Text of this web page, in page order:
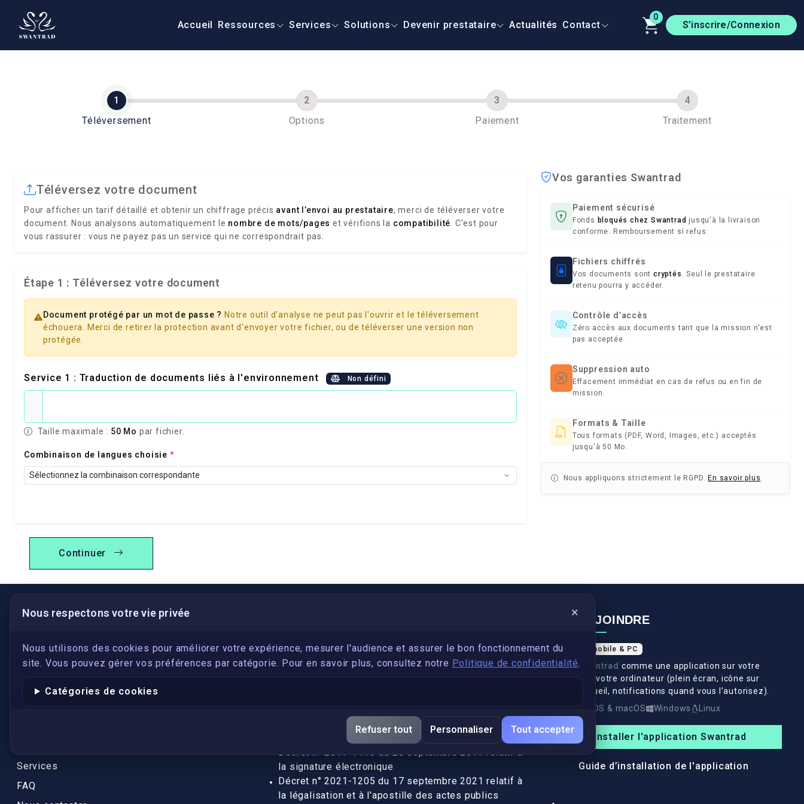
Accueil Ressources Services Solutions Devenir prestataire Actualités Contact
0
S’inscrire/Connexion
Téléversement Options Paiement Traitement
Téléversez votre document
Pour afficher un tarif détaillé et obtenir un chiffrage précis avant l’envoi au prestataire, merci de téléverser votre
document. Nous analysons automatiquement le nombre de mots/pages et vérifions la compatibilité . C’est pour
vous rassurer : vous ne payez pas un service qui ne correspondrait pas.
Étape 1 : Téléversez votre document
Document protégé par un mot de passe ? Notre outil d'analyse ne peut pas l'ouvrir et le téléversement
échouera. Merci de retirer la protection avant d'envoyer votre fichier, ou de téléverser une version non
protégée.
Service 1 : Traduction de documents liés à l'environnement Non défini
Taille maximale : 50 Mo par fichier.
Combinaison de langues choisie *
Continuer
Vos garanties Swantrad
Paiement sécurisé
Fonds bloqués chez Swantrad jusqu'à la livraison
conforme. Remboursement si refus.
Fichiers chiffrés
Vos documents sontcryptés . Seul le prestataire
retenu pourra y accéder.
Contrôle d’accès
Zéro accès aux documents tant que la mission n'est
pas acceptée.
Suppression auto
Effacement immédiat en cas de refus ou en fin de
mission.
Formats & Taille
Tous formats (PDF, Word, Images, etc.) acceptés
jusqu'à 50 Mo.
Nous appliquons strictement le RGPD. En savoir plus.
Nous respectons votre vie privée ×
Nous utilisons des cookies pour améliorer votre expérience, mesurer l'audience et assurer le bon fonctionnement du
site. Vous pouvez gérer vos préférences par catégorie. Pour en savoir plus, consultez notre Politique de confidentialité.
Catégories de cookies
Refuser tout Personnaliser Tout accepter
LIENS UTILES
S'inscrire
Qui sommes-nous ?
Conformité
Services
FAQ
Devenez développeur avec IronSkill Academy
Gubernatis immobilier
Apostille et légalisation, fin de l'obligation entre les
pays de l’UE (Règlement 2016/1191)
Décret n° 2017-1416 du 28 septembre 2017 relatif à
la signature électronique
Décret n° 2021-1205 du 17 septembre 2021 relatif à
la légalisation et à l'apostille des actes publics
NOUS REJOINDRE
Application mobile & PC
InstallezSwantrad comme une application sur votre
téléphone et votre ordinateur (plein écran, icône sur
l’écran d’accueil, notifications quand vous l’autorisez).
iOS & macOS Windows Linux
Installer l'application Swantrad
Guide d’installation de l'application